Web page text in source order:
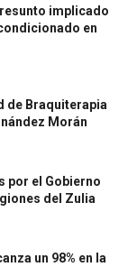
implicado
en
de Braquiterapia
Morán
por el Gobierno
del Zulia
un 98% en la